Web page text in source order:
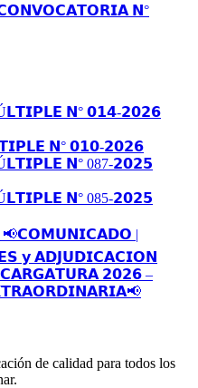
📢𝗖𝗢𝗡𝗩𝗢𝗖𝗔𝗧𝗢𝗥𝗜𝗔 𝗡°
𝗡° 𝟬𝟭𝟰-𝟮𝟬𝟮𝟲
𝗡° 𝟬𝟭𝟬-𝟮𝟬𝟮𝟲
𝗡° 087-𝟮𝟬𝟮𝟱
𝗡° 085-𝟮𝟬𝟮𝟱
📢𝗖𝗢𝗠𝗨𝗡𝗜𝗖𝗔𝗗𝗢 |
𝘆 𝗔𝗗𝗝𝗨𝗗𝗜𝗖𝗔𝗖𝗜𝗢𝗡
𝟮𝟬𝟮𝟲 –
de calidad para todos los